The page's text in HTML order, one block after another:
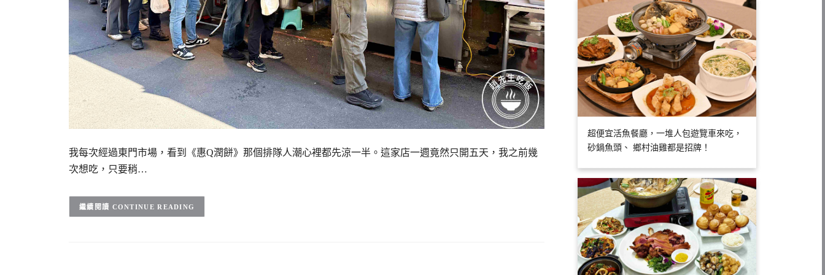
我每次經過東門市場，看到《惠Q潤餅》那個排隊人潮心裡都先涼一半。這家店一週竟然只開五天，我之前幾
次想吃，只要稍…
CONTINUE READING
超便宜活魚餐廳，一堆人包遊覽車來吃，
砂鍋魚頭、 鄉村油雞都是招牌！